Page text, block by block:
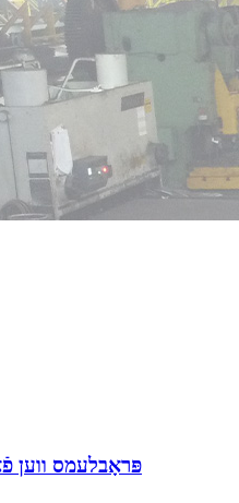
פּראָבלעמס ווען